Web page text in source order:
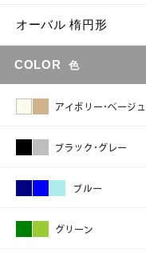
オーバル 楕円形
COLOR 色